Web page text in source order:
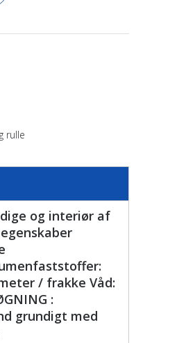
rulle
og interiør af
/ frakke Våd:
:
grundigt med